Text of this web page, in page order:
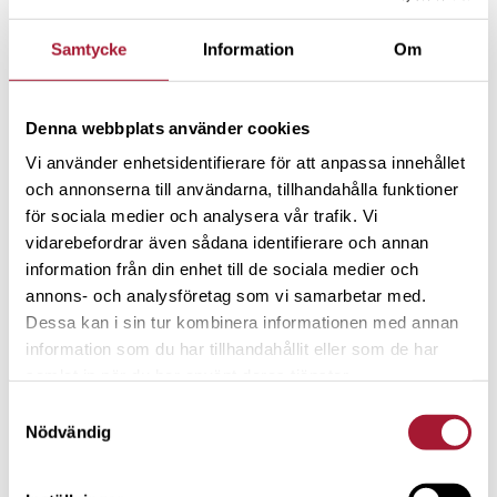
Samtycke Information Om
Denna webbplats använder cookies
Vi använder enhetsidentifierare för att anpassa innehållet
och annonserna till användarna, tillhandahålla funktioner
för sociala medier och analysera vår trafik. Vi
vidarebefordrar även sådana identifierare och annan
information från din enhet till de sociala medier och
annons- och analysföretag som vi samarbetar med.
Dessa kan i sin tur kombinera informationen med annan
information som du har tillhandahållit eller som de har
Nödvändig
NYHETER
Spiltan Invest dubblar en halv
miljon i donationer till Ukraina till
minne av Cecilia Stegö Chilò